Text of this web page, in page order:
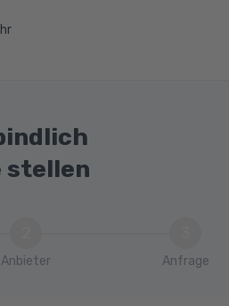
stellen
Anbieter Anfrage